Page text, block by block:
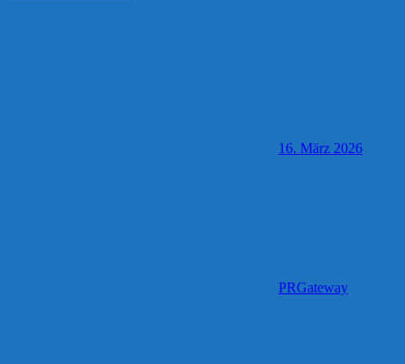
16. März 2026
PRGateway